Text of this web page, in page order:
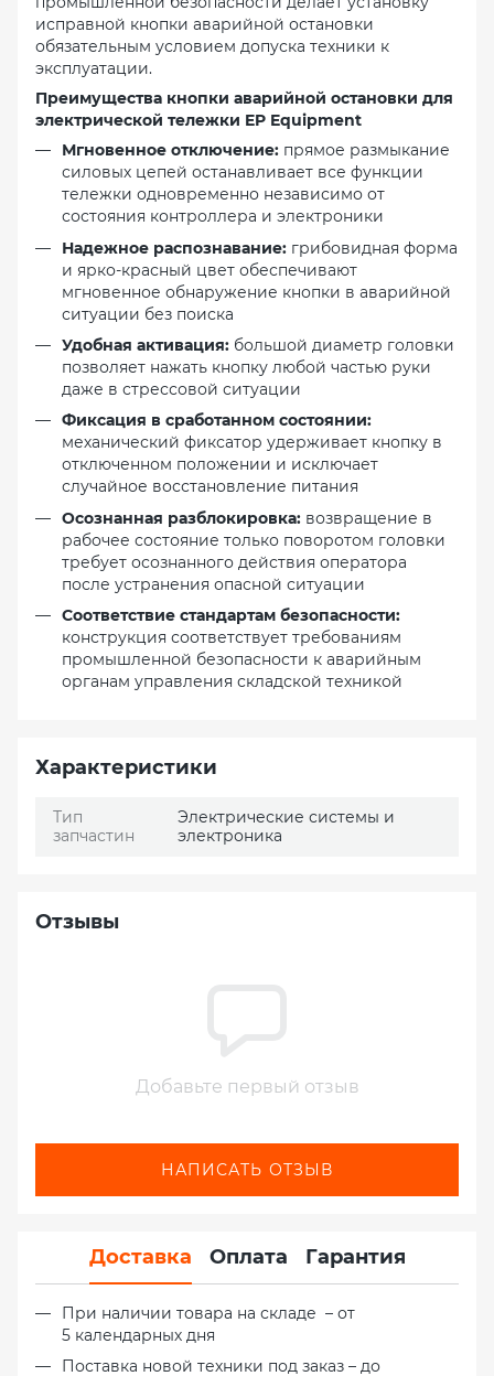
исправной кнопки аварийной остановки
обязательным условием допуска техники к
эксплуатации.
Преимущества кнопки аварийной остановки для
электрической тележки EP Equipment
Мгновенное отключение: прямое размыкание
силовых цепей останавливает все функции
тележки одновременно независимо от
состояния контроллера и электроники
Надежное распознавание: грибовидная форма
и ярко-красный цвет обеспечивают
мгновенное обнаружение кнопки в аварийной
ситуации без поиска
Удобная активация: большой диаметр головки
позволяет нажать кнопку любой частью руки
даже в стрессовой ситуации
Фиксация в сработанном состоянии:
механический фиксатор удерживает кнопку в
отключенном положении и исключает
случайное восстановление питания
Осознанная разблокировка: возвращение в
рабочее состояние только поворотом головки
требует осознанного действия оператора
после устранения опасной ситуации
Соответствие стандартам безопасности:
конструкция соответствует требованиям
промышленной безопасности к аварийным
органам управления складской техникой
Характеристики
Тип
запчастин
Электрические системы и
электроника
Отзывы
Добавьте первый отзыв
НАПИСАТЬ ОТЗЫВ
Доставка Оплата Гарантия
При наличии товара на складе – от
5 календарных дня
Поставка новой техники под заказ – до